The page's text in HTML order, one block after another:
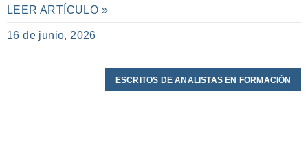
LEER ARTÍCULO »
16 de junio, 2026
ESCRITOS DE ANALISTAS EN FORMACIÓN